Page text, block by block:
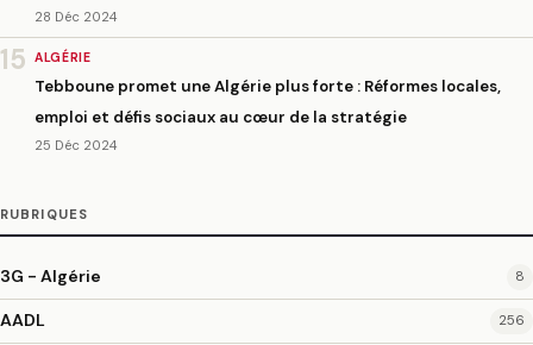
28 Déc 2024
15 ALGÉRIE
Tebboune promet une Algérie plus forte : Réformes locales,
emploi et défis sociaux au cœur de la stratégie
25 Déc 2024
RUBRIQUES
3G - Algérie 8
AADL 256